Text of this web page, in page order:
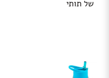
של תותי